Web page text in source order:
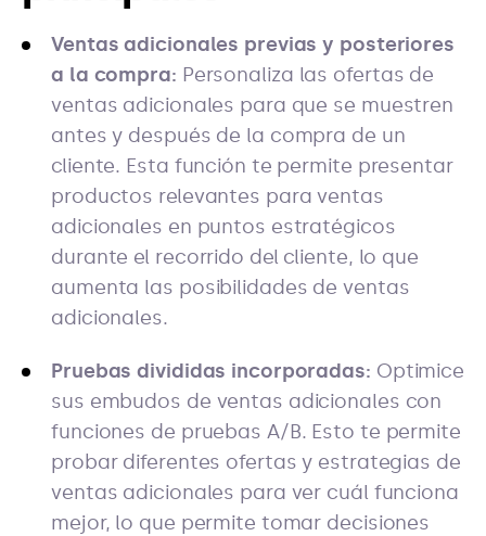
Ventas adicionales previas y posteriores
a la compra: Personaliza las ofertas de
ventas adicionales para que se muestren
antes y después de la compra de un
cliente. Esta función te permite presentar
productos relevantes para ventas
adicionales en puntos estratégicos
durante el recorrido del cliente, lo que
aumenta las posibilidades de ventas
adicionales.
Pruebas divididas incorporadas: Optimice
sus embudos de ventas adicionales con
funciones de pruebas A/B. Esto te permite
probar diferentes ofertas y estrategias de
ventas adicionales para ver cuál funciona
mejor, lo que permite tomar decisiones